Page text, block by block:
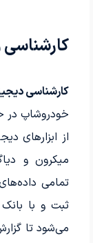
کارشناسی
خودروشاپ در
میکرون و
تمامی
ثبت و با
می‌شود تا